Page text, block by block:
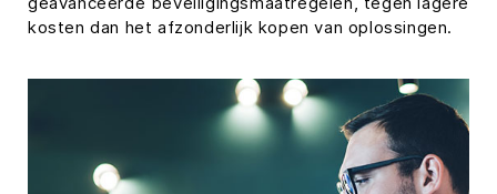
kosten dan het afzonderlijk kopen van oplossingen.